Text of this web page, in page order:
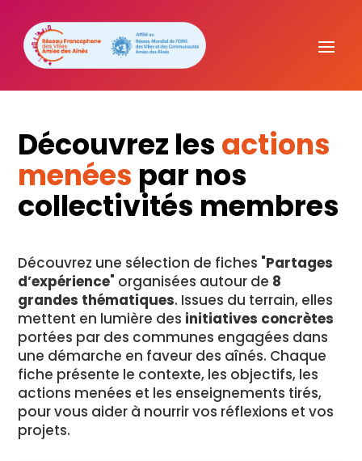
Découvrez les actions
menées par nos
collectivités membres
Découvrez une sélection de fiches "Partages
d’expérience" organisées autour de 8
grandes thématiques. Issues du terrain, elles
mettent en lumière des initiatives concrètes
portées par des communes engagées dans
une démarche en faveur des aînés. Chaque
fiche présente le contexte, les objectifs, les
actions menées et les enseignements tirés,
pour vous aider à nourrir vos réflexions et vos
projets.